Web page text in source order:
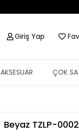
Giriş Yap
AKSESUAR ÇOK
Beyaz TZLP-